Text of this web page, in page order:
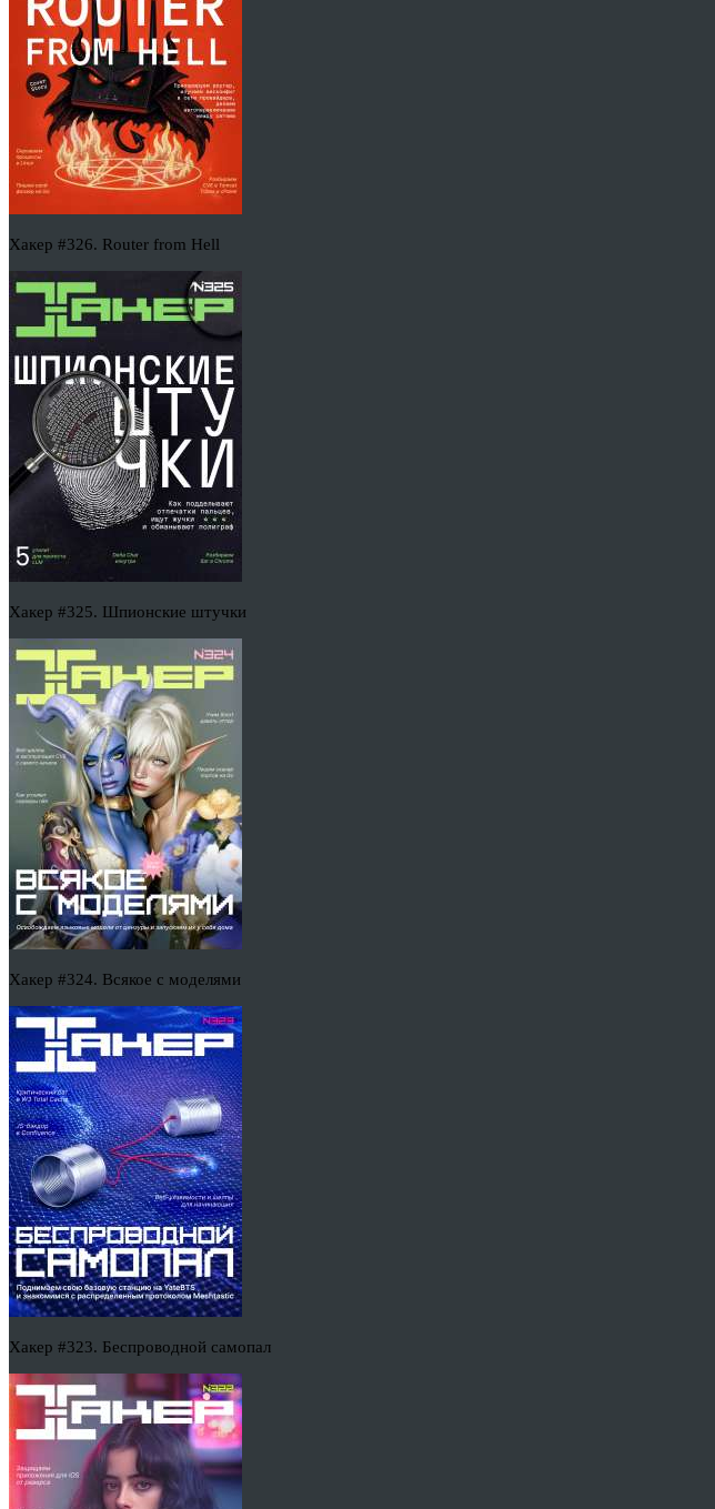
Хакер #326. Router from Hell
Хакер #325. Шпионские штучки
Хакер #324. Всякое с моделями
Хакер #323. Беспроводной самопал